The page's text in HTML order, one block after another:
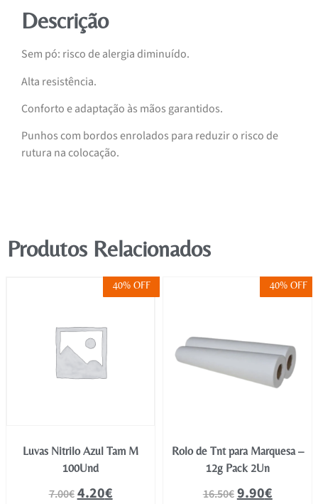
Descrição
Sem pó: risco de alergia diminuído.
Alta resistência.
Conforto e adaptação às mãos garantidos.
Punhos com bordos enrolados para reduzir o risco de
rutura na colocação.
Produtos Relacionados
40% OFF
Luvas Nitrilo Azul Tam M
100Und
7.00€4.20€
40% OFF
Rolo de Tnt para Marquesa –
12g Pack 2Un
16.50€9.90€